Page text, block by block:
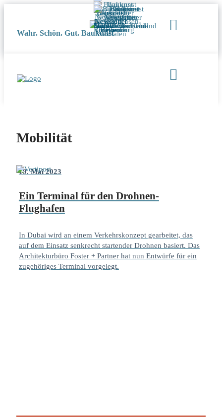
Wahr. Schön. Gut. Baukunst
Mobilität
19. Mai 2023
Ein Terminal für den Drohnen-
Flughafen
In Dubai wird an einem Verkehrskonzept gearbeitet, das
auf dem Einsatz senkrecht startender Drohnen basiert. Das
Architekturbüro Foster + Partner hat nun Entwürfe für ein
zugehöriges Terminal vorgelegt.